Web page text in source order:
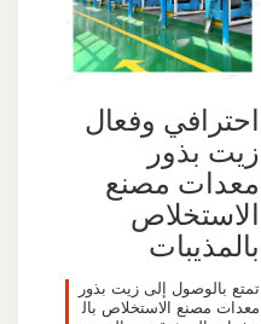
احترافي وفعال
زيت بذور
معدات مصنع
الاستخلاص
بالمذيبات
تمتع بالوصول إلى زيت بذور
معدات مصنع الاستخلاص بال